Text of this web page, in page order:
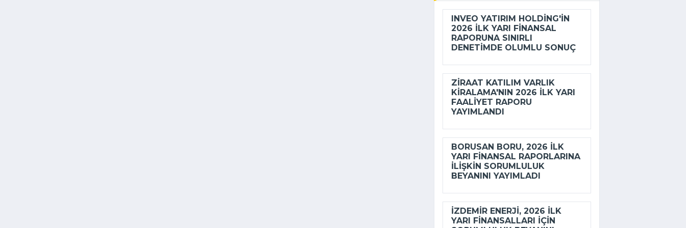
INVEO YATIRIM HOLDING'IN
2026 ILK YARI FINANSAL
RAPORUNA SINIRLI
DENETIMDE OLUMLU SONUÇ
ZIRAAT KATILIM VARLIK
KIRALAMA'NIN 2026 ILK YARI
FAALIYET RAPORU
YAYIMLANDI
BORUSAN BORU, 2026 ILK
YARI FINANSAL RAPORLARINA
ILIŞKIN SORUMLULUK
BEYANINI YAYIMLADI
İZDEMİR ENERJI, 2026 ILK
YARI FINANSALLARI IÇIN